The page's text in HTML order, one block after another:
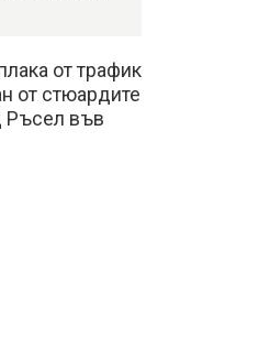
от трафик
от стюардите
Ръсел във